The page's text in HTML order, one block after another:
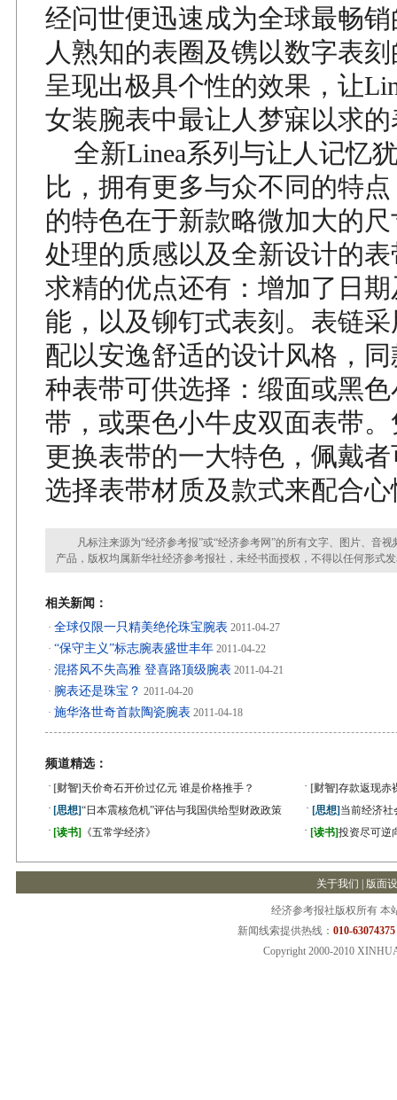
经问世便迅速成为全球最畅
人熟知的表圈及镌以数字表
呈现出极具个性的效果，让
女装腕表中最让人梦寐以求
全新Linea系列与让人记忆
比，拥有更多与众不同的特
的特色在于新款略微加大的
处理的质感以及全新设计的
求精的优点还有：增加了日
能，以及铆钉式表刻。表链
配以安逸舒适的设计风格，
种表带可供选择：缎面或黑
带，或栗色小牛皮双面表带
更换表带的一大特色，佩戴
选择表带材质及款式来配合
凡标注来源为“经济参考报”或“经济参考网”的所有文字、图片、音视
产品，版权均属新华社经济参考报社，未经书面授权，不得以任何形式
相关新闻：
· 全球仅限一只精美绝伦珠宝腕表 2011-04-27
· “保守主义”标志腕表盛世丰年 2011-04-22
· 混搭风不失高雅 登喜路顶级腕表 2011-04-21
· 腕表还是珠宝？ 2011-04-20
· 施华洛世奇首款陶瓷腕表 2011-04-18
频道精选：
· [财智] 天价奇石开价过亿元 谁是价格推手？ · [财智]存款返现赤
· [思想]“日本震核危机”评估与我国供给型财政政策 · [思想] 当前经济社
· [读书] 《五常学经济》 · [读书]投资尽可逆
关于我们 版面
经济参考报社版权所有 本
新闻线索提供热线： 010-
Copyright 2000-2010